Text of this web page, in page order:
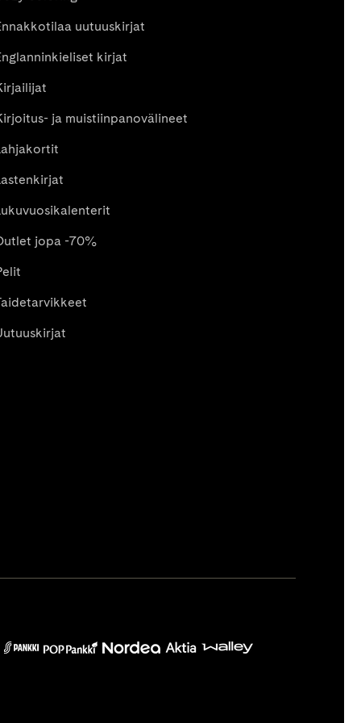
uutuuskirjat
kirjat
ja muistiinpanovälineet
jopa -70%